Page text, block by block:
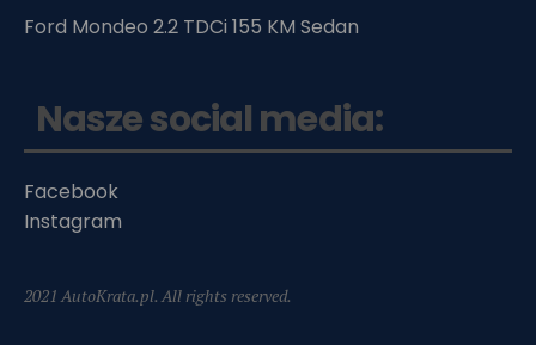
Ford Mondeo 2.2 TDCi 155 KM Sedan
Nasze social media:
Facebook
Instagram
2021 AutoKrata.pl. All rights reserved.